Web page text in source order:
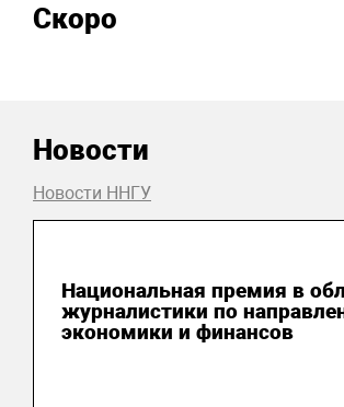
Скоро
Новости
Новости ННГУ
Национальная премия в
журналистики по
экономики и финансов